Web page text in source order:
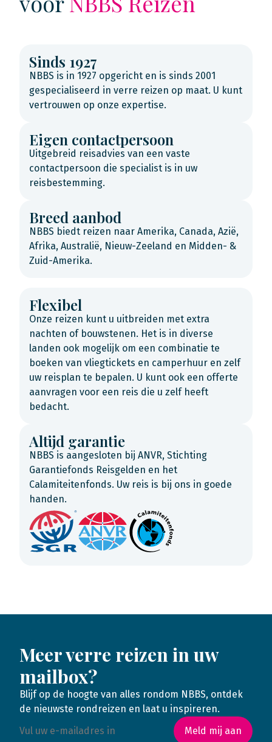
Sinds 1927
NBBS is in 1927 opgericht en is sinds 2001
gespecialiseerd in verre reizen op maat. U kunt
vertrouwen op onze expertise.
Eigen contactpersoon
Uitgebreid reisadvies van een vaste
contactpersoon die specialist is in uw
reisbestemming.
Breed aanbod
NBBS biedt reizen naar Amerika, Canada, Azië,
Afrika, Australië, Nieuw-Zeeland en Midden- &
Zuid-Amerika.
Flexibel
Onze reizen kunt u uitbreiden met extra
nachten of bouwstenen. Het is in diverse
landen ook mogelijk om een combinatie te
boeken van vliegtickets en camperhuur en zelf
uw reisplan te bepalen. U kunt ook een offerte
aanvragen voor een reis die u zelf heeft
bedacht.
Altijd garantie
NBBS is aangesloten bij ANVR, Stichting
Garantiefonds Reisgelden en het
Calamiteitenfonds. Uw reis is bij ons in goede
handen.
Meer verre reizen in uw
mailbox?
Blijf op de hoogte van alles rondom NBBS, ontdek
de nieuwste rondreizen en laat u inspireren.
Meld mij aan